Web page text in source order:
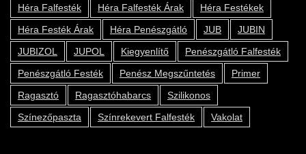
Héra Falfesték
Héra Falfesték Árak
Héra Festékek
Héra Festék Árak
Héra Penészgátló JUB
JUBIN
JUBIZOL
JUPOL Kiegyenlítő
Penészgátló Falfesték
Penészgátló Festék
Penész Megszűntetés
Primer
Ragasztó
Ragasztóhabarcs
Szilikonos
Színezőpaszta
Színrekevert Falfesték Vakolat